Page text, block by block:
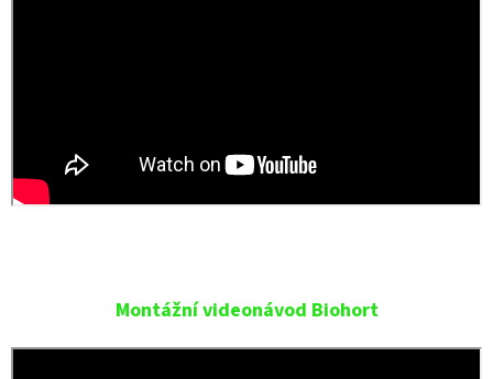
Montážní videonávod Biohort